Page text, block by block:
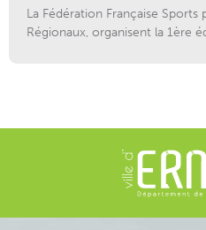
La Fédération Française
Régionaux, organisent la 1ère